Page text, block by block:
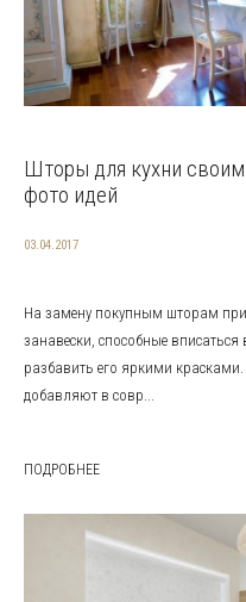
Шторы для кухни
фото идей
03.04.2017
На замену покупным шторам
занавески, способные
разбавить его яркими
добавляют в совр...
ПОДРОБНЕЕ